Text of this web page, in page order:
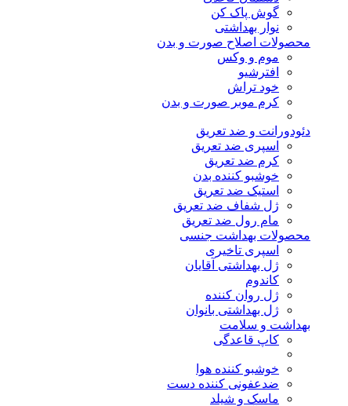
گوش پاک کن
نوار بهداشتی
محصولات اصلاح صورت و بدن
موم و وکس
افترشیو
خود تراش
کرم موبر صورت و بدن
دئودورانت و ضد تعریق
اسپری ضد تعریق
کرم ضد تعریق
خوشبو کننده بدن
استیک ضد تعریق
ژل شفاف ضد تعریق
مام رول ضد تعریق
محصولات بهداشت جنسی
اسپری تاخیری
ژل بهداشتی آقایان
کاندوم
ژل روان کننده
ژل بهداشتی بانوان
بهداشت و سلامت
کاپ قاعدگی
خوشبو کننده هوا
ضدعفونی کننده دست
ماسک و شیلد